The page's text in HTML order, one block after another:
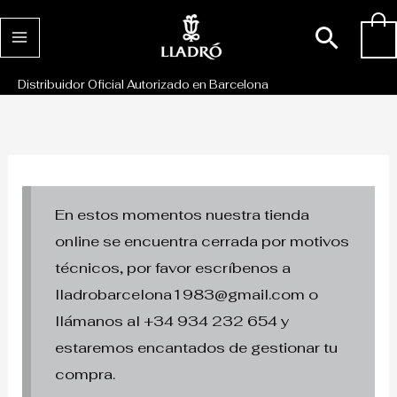
al
Distribuidor Oficial Autorizado en Barcelona
En estos momentos nuestra tienda
online se encuentra cerrada por motivos
técnicos, por favor escríbenos a
lladrobarcelona1983@gmail.com o
llámanos al +34 934 232 654 y
estaremos encantados de gestionar tu
compra.